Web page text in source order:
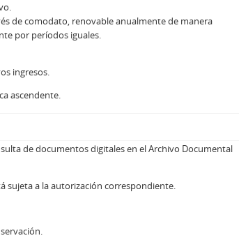
de comodato, renovable anualmente de manera
por períodos iguales.
ingresos.
ascendente.
de documentos digitales en el Archivo Documental
sujeta a la autorización correspondiente.